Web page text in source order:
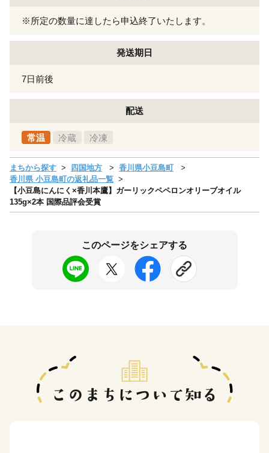
※所定の数量に達したら申込終了いたします。
発送期日
7日前後
配送
常温 冷蔵 冷凍
まちから探す 四国地方
香川県小豆島町
香川県 小豆島町の返礼品一覧
【小豆島にんにく×香川本鷹】ガーリックペペロンオリーブオイル
135g×2本 国際品評会受賞
このページをシェアする